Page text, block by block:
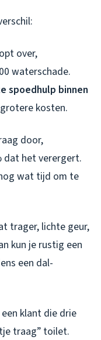
over,
waterschade.
spoedhulp binnen
kosten.
door,
dat het verergert.
wat tijd om te
trager, lichte geur,
kun je rustig een
een dal-
klant die drie
traag” toilet.